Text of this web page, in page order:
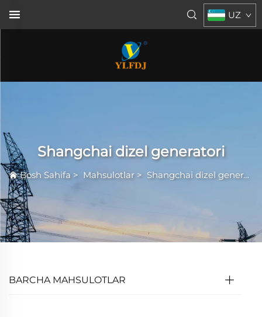
UZ
Shangchai dizel generatori
Bosh Sahifa> Mahsulotlar > Shangchai dizel generatori
BARCHA MAHSULOTLAR